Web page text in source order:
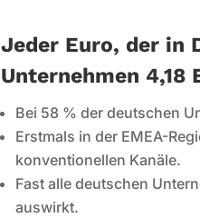
Jeder Euro, der in
Unternehmen 4,18
Bei 58 % der deutschen
Erstmals in der EMEA-
konventionellen Kanäle.
Fast alle deutschen
auswirkt.